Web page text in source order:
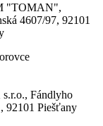
"TOMAN",
4607/97, 92101
Fándlyho
92101 Piešťany